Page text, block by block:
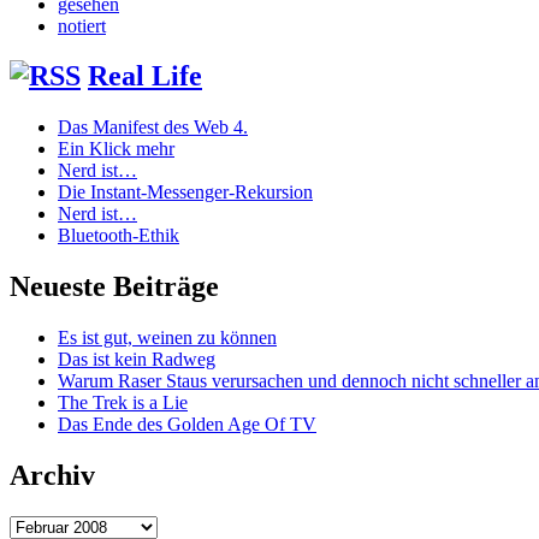
notiert
Real Life
Das Manifest des Web 4.
Ein Klick mehr
Nerd ist…
Die Instant-Messenger-Rekursion
Nerd ist…
Bluetooth-Ethik
Neueste Beiträge
Es ist gut, weinen zu können
Das ist kein Radweg
Warum Raser Staus verursachen und dennoch nicht schneller
The Trek is a Lie
Das Ende des Golden Age Of TV
Archiv
Archiv